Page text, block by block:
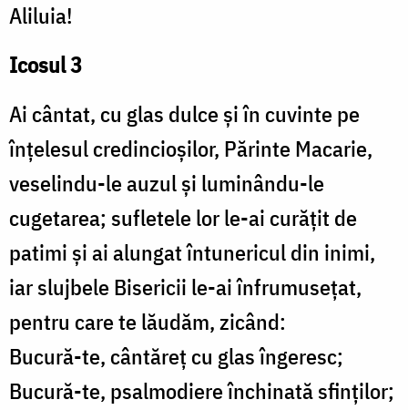
Aliluia!
Icosul 3
Ai cântat, cu glas dulce și în cuvinte pe
înțelesul credincioșilor, Părinte Macarie,
veselindu-le auzul și luminându-le
cugetarea; sufletele lor le-ai curățit de
patimi și ai alungat întunericul din inimi,
iar slujbele Bisericii le-ai înfrumusețat,
pentru care te lăudăm, zicând:
Bucură-te, cântăreț cu glas îngeresc;
Bucură-te, psalmodiere închinată sfinților;